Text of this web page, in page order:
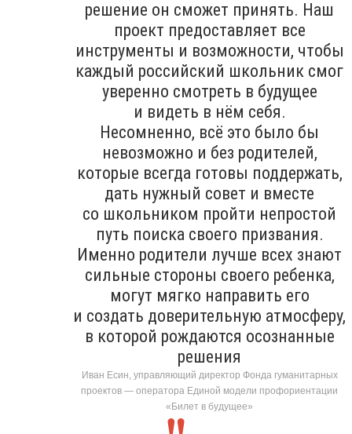
решение он сможет принять. Наш
проект предоставляет все
инструменты и возможности, чтобы
каждый российский школьник смог
уверенно смотреть в будущее
и видеть в нём себя.
Несомненно, всё это было бы
невозможно и без родителей,
которые всегда готовы поддержать,
дать нужный совет и вместе
со школьником пройти непростой
путь поиска своего призвания.
Именно родители лучше всех знают
сильные стороны своего ребенка,
могут мягко направить его
и создать доверительную атмосферу,
в которой рождаются осознанные
решения
Иван Есин, управляющий директор Фонда гуманитарных
проектов — оператора Единой модели профориентации
«Билет в будущее»